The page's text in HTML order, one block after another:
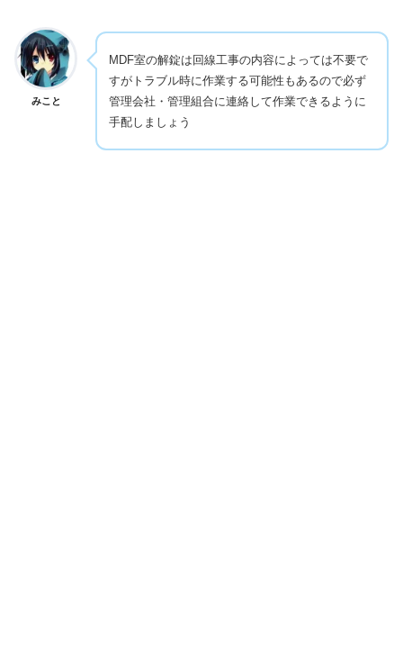
みこと
MDF室の解錠は回線工事の内容によっては不要で
すがトラブル時に作業する可能性もあるので必ず
管理会社・管理組合に連絡して作業できるように
手配しましょう